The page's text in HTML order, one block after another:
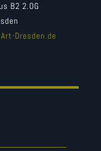
B2 2.OG
Dresden.de